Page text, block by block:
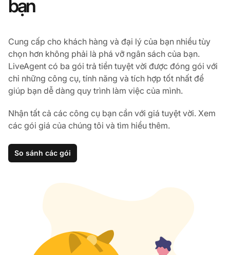
bạn
Cung cấp cho khách hàng và đại lý của bạn nhiều tùy
chọn hơn không phải là phá vỡ ngân sách của bạn.
LiveAgent có ba gói trả tiền tuyệt vời được đóng gói với
chỉ những công cụ, tính năng và tích hợp tốt nhất để
giúp bạn dễ dàng quy trình làm việc của mình.
Nhận tất cả các công cụ bạn cần với giá tuyệt vời. Xem
các gói giá của chúng tôi và tìm hiểu thêm.
So sánh các gói